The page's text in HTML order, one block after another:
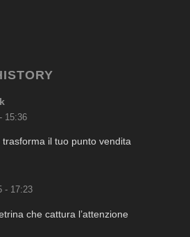
15:36
trasforma il tuo punto vendita
- 17:23
che cattura l’attenzione